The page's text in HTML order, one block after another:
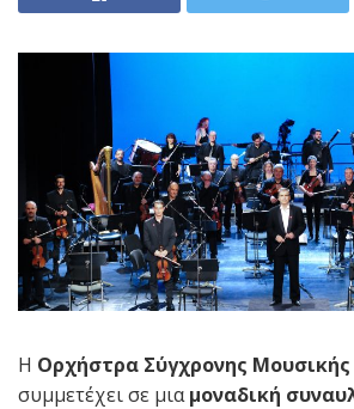
Η Ορχήστρα Σύγχρονης Μουσικής
συμμετέχει σε μιαμοναδική